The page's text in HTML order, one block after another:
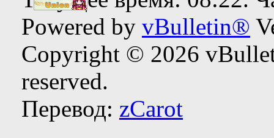
Текущее время:08:22.
Powered byvBulletin®
Copyright © 2026
reserved.